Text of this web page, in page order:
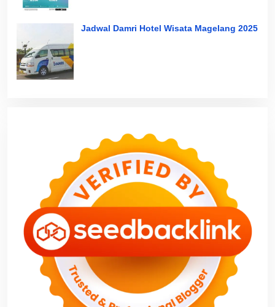
Jadwal Damri Hotel Wisata Magelang 2025